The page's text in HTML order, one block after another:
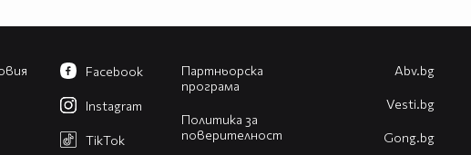
Партньорска
програма
Политика за
поверителност
Facebook
Instagram
TikTok
Abv.bg
Vesti.bg
Gong.bg